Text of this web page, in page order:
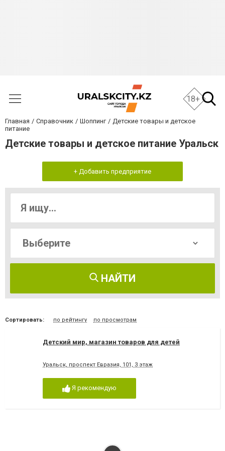
18+
Главная Справочник Шоппинг
Детские товары и детское
питание
Детские товары и детское питание Уральск
+ Добавить предприятие
НАЙТИ
Сортировать: по рейтингу по просмотрам
Детский мир, магазин товаров для детей
Уральск, проспект Евразия, 101, 3 этаж
Я рекомендую